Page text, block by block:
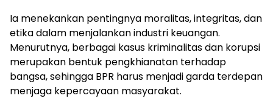
Ia menekankan pentingnya moralitas, integritas, dan
etika dalam menjalankan industri keuangan.
Menurutnya, berbagai kasus kriminalitas dan korupsi
merupakan bentuk pengkhianatan terhadap
bangsa, sehingga BPR harus menjadi garda terdepan
menjaga kepercayaan masyarakat.